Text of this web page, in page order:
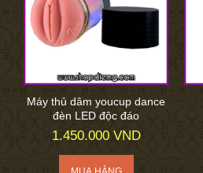
Máy thủ dâm youcup dance
đèn LED độc đáo
1.450.000 VND